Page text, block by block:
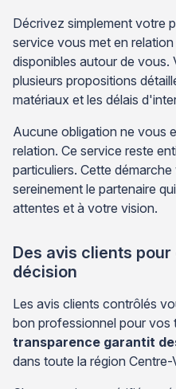
Décrivez simplement votre
service vous met en
disponibles autour de vous.
plusieurs propositions
matériaux et les délais
Aucune obligation ne vous
relation. Ce service reste
particuliers. Cette
sereinement le partenaire
attentes et à votre vision.
Des avis clients
décision
Les avis clients contrôlés
bon professionnel pour vos
transparence garantit
dans toute la région Centre-